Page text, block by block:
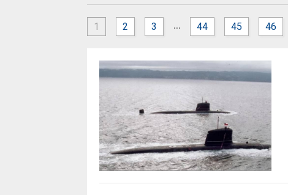
1 2 3 ... 44 45 46